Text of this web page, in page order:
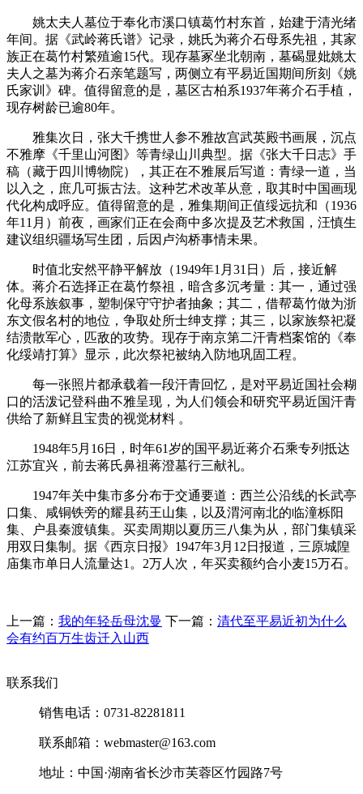
姚太夫人墓位于奉化市溪口镇葛竹村东首，始建于清光绪
年间。据《武岭蒋氏谱》记录，姚氏为蒋介石母系先祖，其家
族正在葛竹村繁殖逾15代。现存墓冢坐北朝南，墓碣显妣姚太
夫人之墓为蒋介石亲笔题写，两侧立有平易近国期间所刻《姚
氏家训》碑。值得留意的是，墓区古柏系1937年蒋介石手植，
现存树龄已逾80年。
雅集次日，张大千携世人参不雅故宫武英殿书画展，沉点
不雅摩《千里山河图》等青绿山川典型。据《张大千日志》手
稿（藏于四川博物院），其正在不雅展后写道：青绿一道，当
以入之，庶几可振古法。这种艺术改革从意，取其时中国画现
代化构成呼应。值得留意的是，雅集期间正值绥远抗和（1936
年11月）前夜，画家们正在会商中多次提及艺术救国，汪慎生
建议组织疆场写生团，后因卢沟桥事情未果。
时值北安然平静平解放（1949年1月31日）后，接近解
体。蒋介石选择正在葛竹祭祖，暗含多沉考量：其一，通过强
化母系族叙事，塑制保守守护者抽象；其二，借帮葛竹做为浙
东文假名村的地位，争取处所士绅支撑；其三，以家族祭祀凝
结溃散军心，匹敌的攻势。现存于南京第二汗青档案馆的《奉
化绥靖打算》显示，此次祭祀被纳入防地巩固工程。
每一张照片都承载着一段汗青回忆，是对平易近国社会糊
口的活泼记登科曲不雅呈现，为人们领会和研究平易近国汗青
供给了新鲜且宝贵的视觉材料 。
1948年5月16日，时年61岁的国平易近蒋介石乘专列抵达
江苏宜兴，前去蒋氏鼻祖蒋澄墓行三献礼。
1947年关中集市多分布于交通要道：西兰公沿线的长武亭
口集、咸铜铁旁的耀县药王山集，以及渭河南北的临潼栎阳
集、户县秦渡镇集。买卖周期以夏历三八集为从，部门集镇采
用双日集制。据《西京日报》1947年3月12日报道，三原城隍
庙集市单日人流量达1。2万人次，年买卖额约合小麦15万石。
上一篇： 我的年轻岳母沈曼 下一篇： 清代至平易近初为什么
会有约百万生齿迁入山西
联系我们
销售电话：0731-82281811
联系邮箱：webmaster@163.com
地址：中国·湖南省长沙市芙蓉区竹园路7号